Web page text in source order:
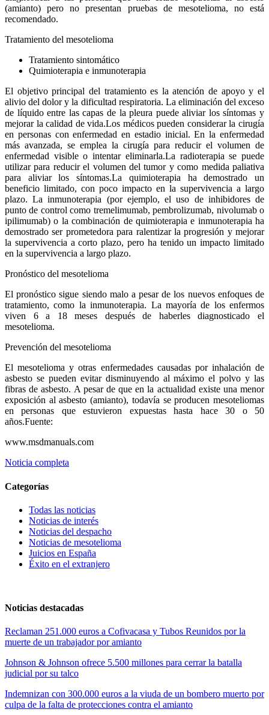
(amianto) pero no presentan pruebas de mesotelioma, no está
recomendado.
Tratamiento del mesotelioma
Tratamiento sintomático
Quimioterapia e inmunoterapia
El objetivo principal del tratamiento es la atención de apoyo y el
alivio del dolor y la dificultad respiratoria. La eliminación del exceso
de líquido entre las capas de la pleura puede aliviar los síntomas y
mejorar la calidad de vida.Los médicos pueden considerar la cirugía
en personas con enfermedad en estadio inicial. En la enfermedad
más avanzada, se emplea la cirugía para reducir el volumen de
enfermedad visible o intentar eliminarla.La radioterapia se puede
utilizar para reducir el volumen del tumor y como medida paliativa
para aliviar los síntomas.La quimioterapia ha demostrado un
beneficio limitado, con poco impacto en la supervivencia a largo
plazo. La inmunoterapia (por ejemplo, el uso de inhibidores de
punto de control como tremelimumab, pembrolizumab, nivolumab o
ipilimumab) o la combinación de quimioterapia e inmunoterapia ha
demostrado ser prometedora para ralentizar la progresión y mejorar
la supervivencia a corto plazo, pero ha tenido un impacto limitado
en la supervivencia a largo plazo.
Pronóstico del mesotelioma
El pronóstico sigue siendo malo a pesar de los nuevos enfoques de
tratamiento, como la inmunoterapia. La mayoría de los enfermos
viven 6 a 18 meses después de haberles diagnosticado el
mesotelioma.
Prevención del mesotelioma
El mesotelioma y otras enfermedades causadas por inhalación de
asbesto se pueden evitar disminuyendo al máximo el polvo y las
fibras de asbesto. A pesar de que en la actualidad existe una menor
exposición al asbesto (amianto), todavía se producen mesoteliomas
en personas que estuvieron expuestas hasta hace 30 o 50
años.Fuente:
www.msdmanuals.com
Noticia completa
Categorías
Todas las noticias
Noticias de interés
Noticias del despacho
Noticias de mesotelioma
Juicios en España
Éxito en el extranjero
Noticias destacadas
Reclaman 251.000 euros a Cofivacasa y Tubos Reunidos por la
muerte de un trabajador por amianto
Johnson & Johnson ofrece 5.500 millones para cerrar la batalla
judicial por su talco
Indemnizan con 300.000 euros a la viuda de un bombero muerto por
culpa de la falta de protecciones contra el amianto